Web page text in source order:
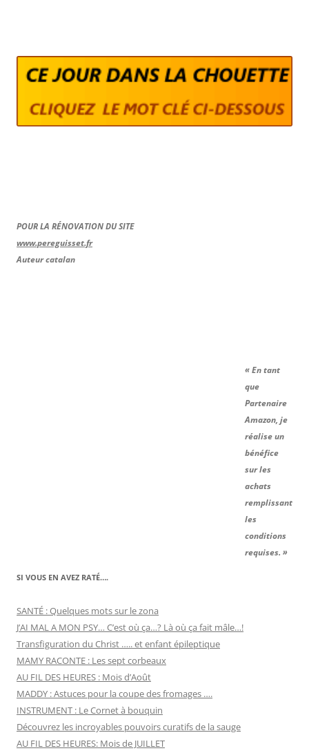
POUR LA RÉNOVATION DU SITE
www.pereguisset.fr
Auteur catalan
« En tant
que
Partenaire
Amazon, je
réalise un
bénéfice
sur les
achats
remplissant
les
conditions
requises. »
SI VOUS EN AVEZ RATÉ….
SANTÉ : Quelques mots sur le zona
J’AI MAL A MON PSY… C’est où ça…? Là où ça fait mâle…!
Transfiguration du Christ ….. et enfant épileptique
MAMY RACONTE : Les sept corbeaux
AU FIL DES HEURES : Mois d’Août
MADDY : Astuces pour la coupe des fromages ….
INSTRUMENT : Le Cornet à bouquin
Découvrez les incroyables pouvoirs curatifs de la sauge
AU FIL DES HEURES: Mois de JUILLET